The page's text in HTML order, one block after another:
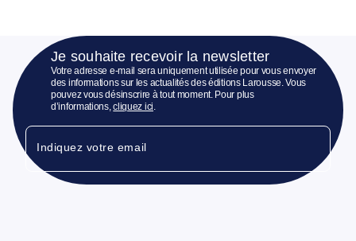
Je souhaite recevoir la newsletter
Votre adresse e-mail sera uniquement utilisée pour vous envoyer
des informations sur les actualités des éditions Larousse. Vous
pouvez vous désinscrire à tout moment. Pour plus
d’informations,cliquez ici.
Indiquez votre email